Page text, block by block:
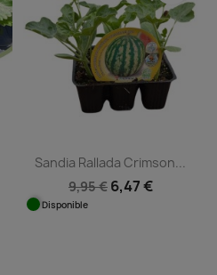
Sandia Rallada Crimson...
9,95 € 6,47 €
Disponible